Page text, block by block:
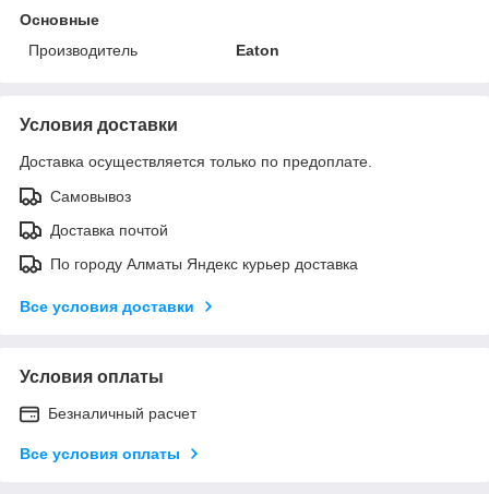
Основные
Производитель
Eaton
Условия доставки
Доставка осуществляется только по предоплате.
Самовывоз
Доставка почтой
По городу Алматы Яндекс курьер доставка
Все условия доставки
Условия оплаты
Безналичный расчет
Все условия оплаты